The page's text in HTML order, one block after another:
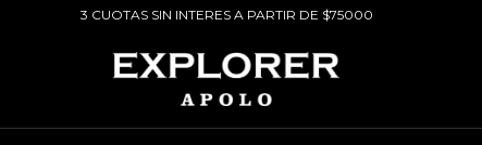
3 CUOTAS SIN INTERES A PARTIR DE $75000